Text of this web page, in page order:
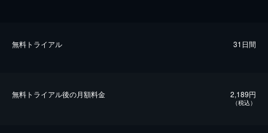
無料トライアル 31日間
無料トライアル後の⽉額料金 2,189円
（税込）